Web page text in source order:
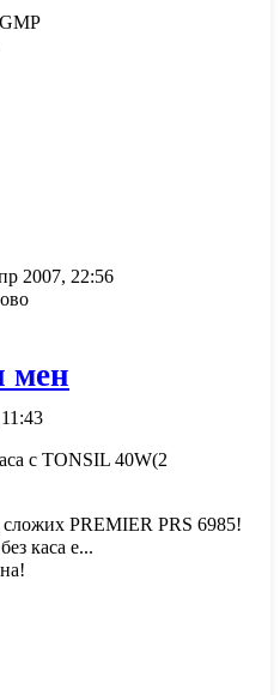
2007, 22:56
мен
с TONSIL 40W(2
PREMIER PRS 6985!
каса е...